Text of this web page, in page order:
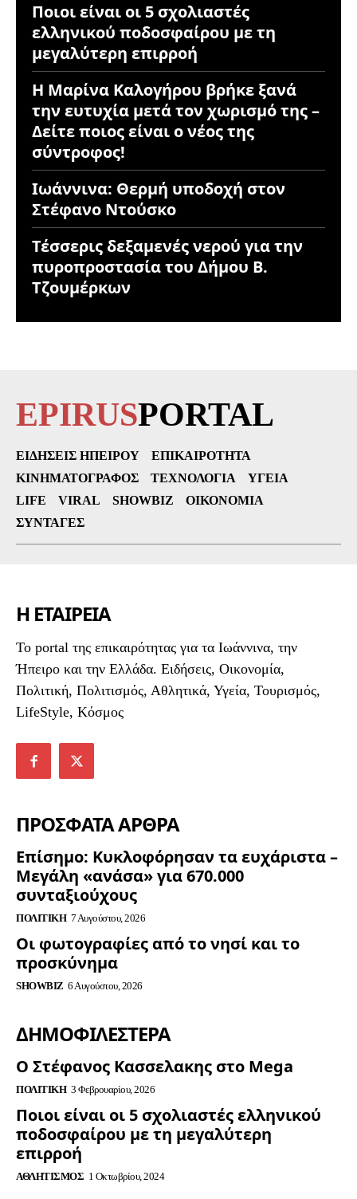
Ποιοι είναι οι 5 σχολιαστές
ελληνικού ποδοσφαίρου με τη
μεγαλύτερη επιρροή
Η Μαρίνα Καλογήρου βρήκε ξανά
την ευτυχία μετά τον χωρισμό της –
Δείτε ποιος είναι ο νέος της
σύντροφος!
Ιωάννινα: Θερμή υποδοχή στον
Στέφανο Ντούσκο
Τέσσερις δεξαμενές νερού για την
πυροπροστασία του Δήμου Β.
Τζουμέρκων
EPIRUSPORTAL
ΕΙΔΉΣΕΙΣ ΗΠΕΊΡΟΥ
ΕΠΙΚΑΙΡΌΤΗΤΑ
ΚΙΝΗΜΑΤΟΓΡΆΦΟΣ
ΤΕΧΝΟΛΟΓΊΑ
ΥΓΕΊΑ
LIFE
VIRAL SHOWBIZ
ΟΙΚΟΝΟΜΊΑ
ΣΥΝΤΑΓΈΣ
Η ΕΤΑΙΡΕΙΑ
To portal της επικαιρότητας για τα Ιωάννινα, την
Ήπειρο και την Ελλάδα. Ειδήσεις, Οικονομία,
Πολιτική, Πολιτισμός, Αθλητικά, Υγεία, Τουρισμός,
LifeStyle, Κόσμος
ΠΡΟΣΦΑΤΑ ΑΡΘΡΑ
Επίσημο: Κυκλοφόρησαν τα ευχάριστα –
Μεγάλη «ανάσα» για 670.000
συνταξιούχους
ΠΟΛΙΤΙΚΉ 7 Αυγούστου, 2026
Οι φωτογραφίες από το νησί και το
προσκύνημα
SHOWBIZ 6 Αυγούστου, 2026
ΔΗΜΟΦΙΛΈΣΤΕΡΑ
Ο Στέφανος Κασσελακης στο Mega
ΠΟΛΙΤΙΚΉ 3 Φεβρουαρίου, 2026
Ποιοι είναι οι 5 σχολιαστές ελληνικού
ποδοσφαίρου με τη μεγαλύτερη
επιρροή
ΑΘΛΗΤΙΣΜΌΣ 1 Οκτωβρίου, 2024